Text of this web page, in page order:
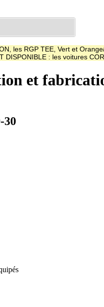
les RGP TEE, Vert et
DISPONIBLE : les voitures
et
30